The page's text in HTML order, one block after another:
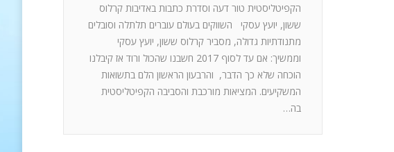
הקפיטליסטית טור דעה וסדרת כתבות באדיבות קרלוס
ששון, יועץ עסקי השווקים בעולם עוברים תלתלה וסובלים
מתנודתיות גדולה, מסביר קרלוס ששון, יועץ עסקי
וממשיך: אם עד לסוף 2017 חשבנו שהכול ורוד אז קיבלנו
הוכחה שלא כך הדבר, והרבעון הראשון הלם בתשואות
המשקיעים. המציאות מורכבת והסביבה הקפיטליסטית
בה…